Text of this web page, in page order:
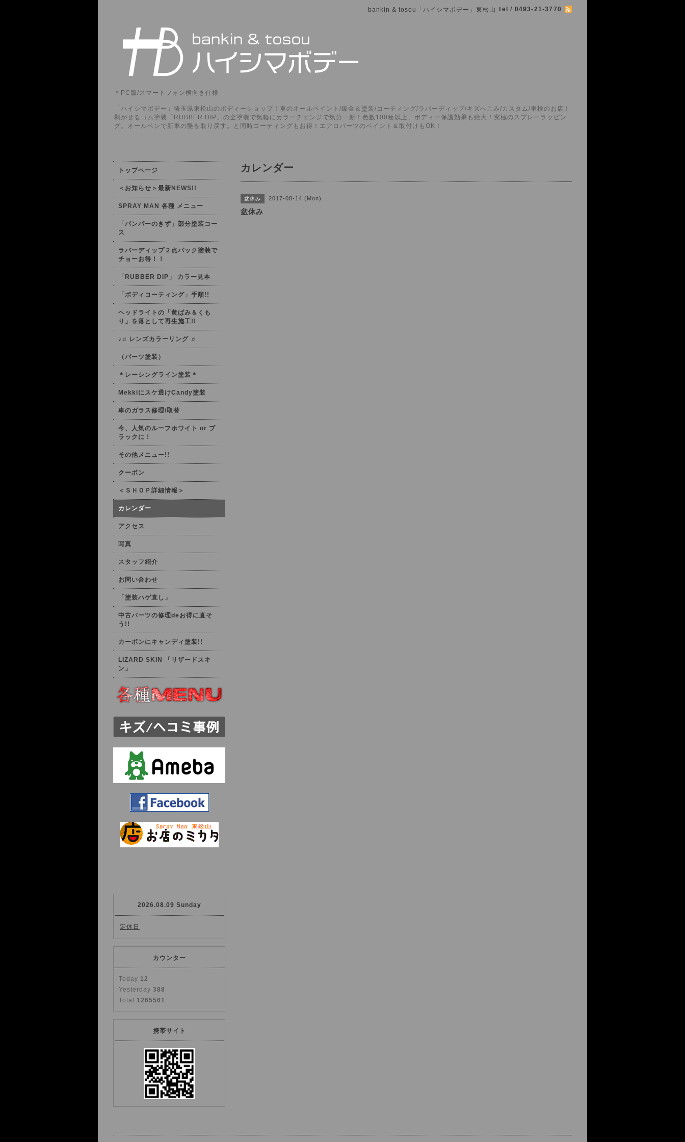
bankin & tosou「ハイシマボデー」東松山 tel / 0493-21-3770
＊PC版/スマートフォン横向き仕様
「ハイシマボデー」埼玉県東松山のボディーショップ！車のオールペイント/鈑金＆塗装/コーティング/ラバーディップ/キズへこみ/カスタム/車検のお店！
剥がせるゴム塗装「RUBBER DIP」の全塗装で気軽にカラーチェンジで気分一新！色数100種以上、ボディー保護効果も絶大！究極のスプレーラッピン
グ。オールペンで新車の艶を取り戻す。と同時コーティングもお得！エアロパーツのペイント＆取付けもOK！
カレンダー
盆休み 2017-08-14 (Mon)
盆休み
トップページ
＜お知らせ＞最新NEWS!!
SPRAY MAN 各種 メニュー
「バンパーのきず」部分塗装コー
ス
ラバーディップ２点パック塗装で
チョーお得！！
「RUBBER DIP」 カラー見本
「ボディコーティング」手順!!
ヘッドライトの「黄ばみ＆くも
り」を落として再生施工!!
♪♫ レンズカラーリング ♬
（パーツ塗装）
＊レーシングライン塗装＊
Mekkiにスケ透けCandy塗装
車のガラス修理/取替
今、人気のルーフホワイト or ブ
ラックに！
その他メニュー!!
クーポン
＜ＳＨＯＰ詳細情報＞
カレンダー
アクセス
写真
スタッフ紹介
お問い合わせ
「塗装ハゲ直し」
中古パーツの修理deお得に直そ
う!!
カーボンにキャンディ塗装!!
LIZARD SKIN 「リザードスキ
ン」
2026.08.09 Sunday
定休日
カウンター
Today 12
Yesterday 388
Total 1265561
携帯サイト